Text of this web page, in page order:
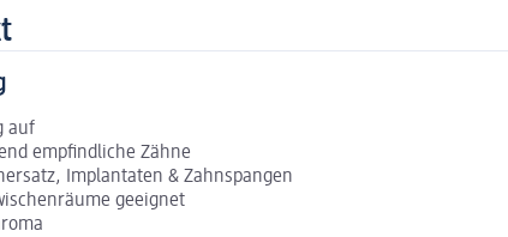
auf
empfindliche Zähne
Implantaten & Zahnspangen
geeignet